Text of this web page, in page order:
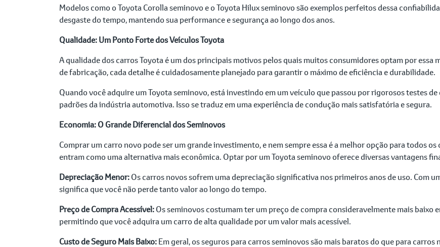
Modelos como o Toyota Corolla seminovo e o Toyota Hilux seminovo são exemplos perfeitos dessa
desgaste do tempo, mantendo sua performance e segurança ao longo dos anos.
Qualidade: Um Ponto Forte dos Veículos Toyota
A qualidade dos carros Toyota é um dos principais motivos pelos quais muitos consumidores optam por essa
de fabricação, cada detalhe é cuidadosamente planejado para garantir o máximo de eficiência e durabilidade.
Quando você adquire um Toyota seminovo, está investindo em um veículo que passou por rigorosos testes
padrões da indústria automotiva. Isso se traduz em uma experiência de condução mais satisfatória e segura.
Economia: O Grande Diferencial dos Seminovos
Comprar um carro novo pode ser um grande investimento, e nem sempre essa é a melhor opção para todos
entram como uma alternativa mais econômica. Optar por um Toyota seminovo oferece diversas vantagens
Depreciação Menor:Os carros novos sofrem uma depreciação significativa nos primeiros anos de uso. Com
significa que você não perde tanto valor ao longo do tempo.
Preço de Compra Acessível:Os seminovos costumam ter um preço de compra consideravelmente mais baixo
permitindo que você adquira um carro de alta qualidade por um valor mais acessível.
Custo de Seguro Mais Baixo:Em geral, os seguros para carros seminovos são mais baratos do que para